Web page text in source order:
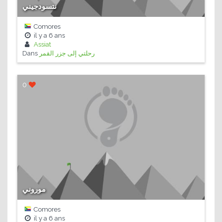
نتسودجيني
Comores
il y a 6 ans
Assiat
Dans رحلتي إلى جزر القمر
0
موروني
Comores
il y a 6 ans